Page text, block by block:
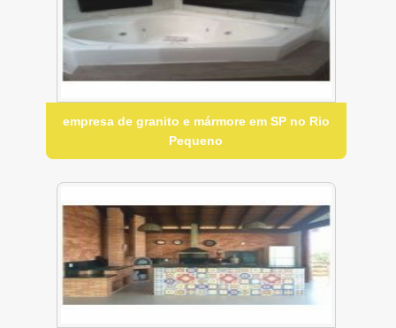
empresa de granito e mármore em SP no Rio
Pequeno